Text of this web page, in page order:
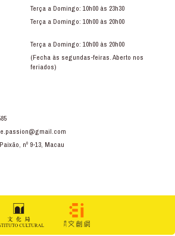
Terça a Domingo: 10h00 às 23h30
Terça a Domingo: 10h00 às 20h00
Terça a Domingo: 10h00 às 20h00
(Fecha às segundas-feiras. Aberto nos
feriados)
nº 9-13, Macau